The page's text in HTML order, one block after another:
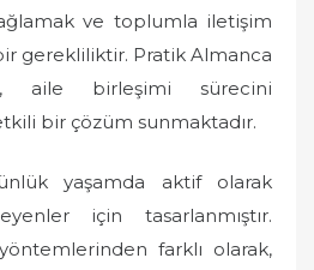
ve toplumla iletişim
gerekliliktir. Pratik Almanca
aile birleşimi sürecini
bir çözüm sunmaktadır.
yaşamda aktif olarak
için tasarlanmıştır.
farklı olarak,